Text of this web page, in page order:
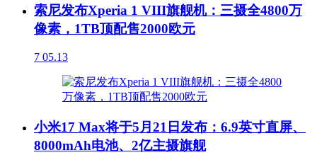
索尼发布Xperia 1 VIII旗舰机：三摄全4800万
像素，1TB顶配售2000欧元
7 05.13
小米17 Max将于5月21日发布：6.9英寸直屏、
8000mAh电池、2亿主摄旗舰